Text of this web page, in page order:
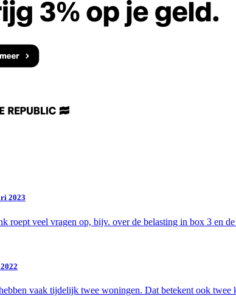
2023
roept veel vragen op, bijv. over de belasting in box 3 en
vaak tijdelijk twee woningen. Dat betekent ook